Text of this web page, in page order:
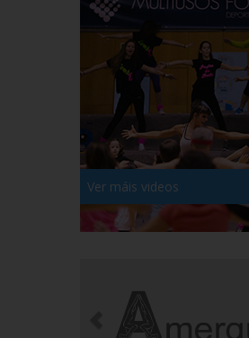
Ver máis videos